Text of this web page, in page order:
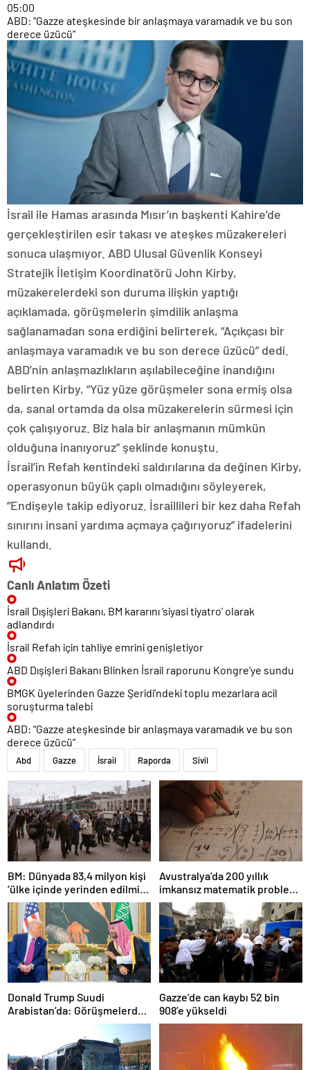
05:00
ABD: “Gazze ateşkesinde bir anlaşmaya varamadık ve bu son
derece üzücü”
İsrail ile Hamas arasında Mısır’ın başkenti Kahire’de
gerçekleştirilen esir takası ve ateşkes müzakereleri
sonuca ulaşmıyor. ABD Ulusal Güvenlik Konseyi
Stratejik İletişim Koordinatörü John Kirby,
müzakerelerdeki son duruma ilişkin yaptığı
açıklamada, görüşmelerin şimdilik anlaşma
sağlanamadan sona erdiğini belirterek, “Açıkçası bir
anlaşmaya varamadık ve bu son derece üzücü” dedi.
ABD’nin anlaşmazlıkların aşılabileceğine inandığını
belirten Kirby, “Yüz yüze görüşmeler sona ermiş olsa
da, sanal ortamda da olsa müzakerelerin sürmesi için
çok çalışıyoruz. Biz hala bir anlaşmanın mümkün
olduğuna inanıyoruz” şeklinde konuştu.
İsrail’in Refah kentindeki saldırılarına da değinen Kirby,
operasyonun büyük çaplı olmadığını söyleyerek,
“Endişeyle takip ediyoruz. İsraillileri bir kez daha Refah
sınırını insani yardıma açmaya çağırıyoruz” ifadelerini
kullandı.
Canlı Anlatım Özeti
İsrail Dışişleri Bakanı, BM kararını ‘siyasi tiyatro’ olarak
adlandırdı
İsrail Refah için tahliye emrini genişletiyor
ABD Dışişleri Bakanı Blinken İsrail raporunu Kongre’ye sundu
BMGK üyelerinden Gazze Şeridi’ndeki toplu mezarlara acil
soruşturma talebi
ABD: “Gazze ateşkesinde bir anlaşmaya varamadık ve bu son
derece üzücü”
Abd Gazze İsrail Raporda Sivil
BM: Dünyada 83,4 milyon kişi
‘ülke içinde yerinden edilmiş’
olarak yaşıyor
Avustralya’da 200 yıllık
imkansız matematik problemi
çözüldü
Donald Trump Suudi
Arabistan’da: Görüşmelerde
Gazze’de can kaybı 52 bin
908’e yükseldi